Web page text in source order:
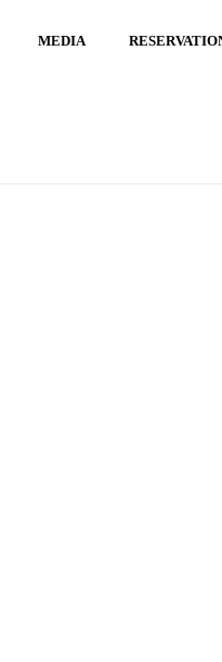
MEDIA